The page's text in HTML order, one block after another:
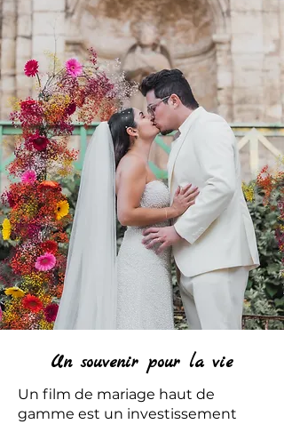
Un souvenir pour la vie
Un film de mariage haut de
gamme est un investissement